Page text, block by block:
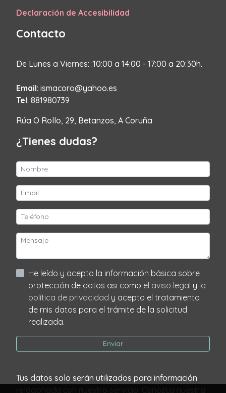
Declaración de Accesibilidad
Contacto
De Lunes a Viernes: :10:00 a 14:00 - 17:00 a 20:30h.
Email: ismacoro@yahoo.es
Tel: 881980739
Rúa O Rollo, 29, Betanzos, A Coruña
¿Tienes dudas?
He leído y acepto la información básica sobre
protección de datos asi como el aviso legal y la
política de privacidad y acepto el tratamiento
de mis datos para el trámite de la solicitud
realizada.
Enviar
Tus datos solo serán utilizados para información